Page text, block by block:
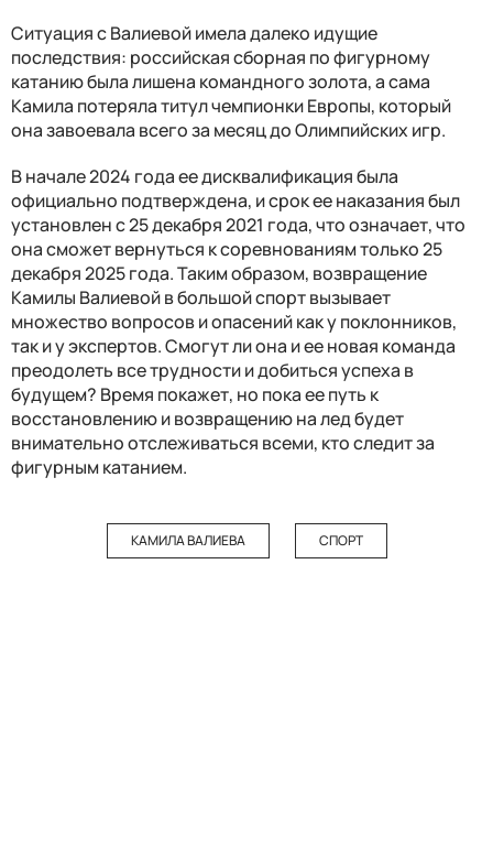
Ситуация с Валиевой имела далеко идущие
последствия: российская сборная по фигурному
катанию была лишена командного золота, а сама
Камила потеряла титул чемпионки Европы, который
она завоевала всего за месяц до Олимпийских игр.
В начале 2024 года ее дисквалификация была
официально подтверждена, и срок ее наказания был
установлен с 25 декабря 2021 года, что означает, что
она сможет вернуться к соревнованиям только 25
декабря 2025 года. Таким образом, возвращение
Камилы Валиевой в большой спорт вызывает
множество вопросов и опасений как у поклонников,
так и у экспертов. Смогут ли она и ее новая команда
преодолеть все трудности и добиться успеха в
будущем? Время покажет, но пока ее путь к
восстановлению и возвращению на лед будет
внимательно отслеживаться всеми, кто следит за
фигурным катанием.
КАМИЛА ВАЛИЕВА СПОРТ